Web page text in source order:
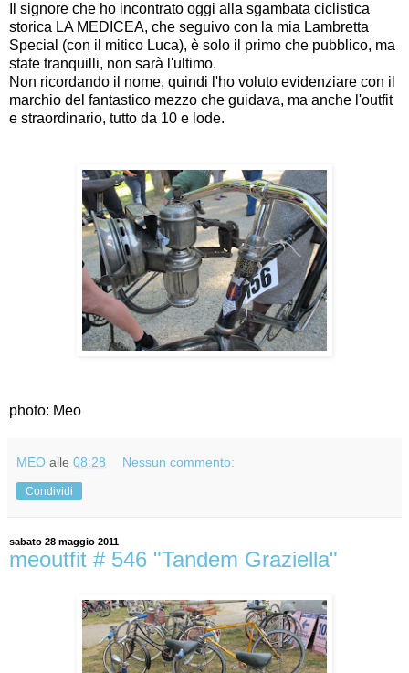
Il signore che ho incontrato oggi alla sgambata ciclistica
storica LA MEDICEA, che seguivo con la mia Lambretta
Special (con il mitico Luca), è solo il primo che pubblico, ma
state tranquilli, non sarà l'ultimo.
Non ricordando il nome, quindi l'ho voluto evidenziare con il
marchio del fantastico mezzo che guidava, ma anche l'outfit
e straordinario, tutto da 10 e lode.
photo: Meo
MEO alle 08:28 Nessun commento:
Condividi
sabato 28 maggio 2011
meoutfit # 546 "Tandem Graziella"